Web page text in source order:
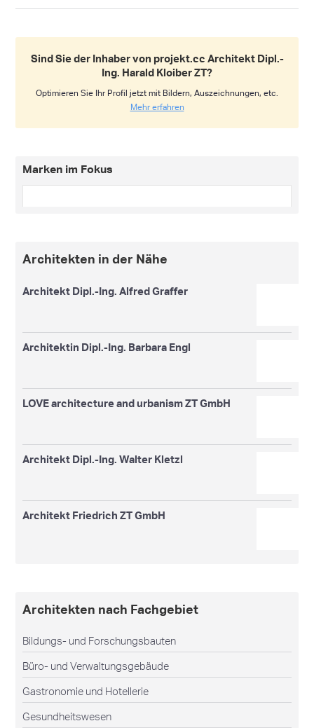
Sind Sie der Inhaber von projekt.cc Architekt Dipl.-
Ing. Harald Kloiber ZT?
Optimieren Sie Ihr Profil jetzt mit Bildern, Auszeichnungen, etc.
Mehr erfahren
Marken im Fokus
Architekten in der Nähe
Architekt Dipl.-Ing. Alfred Graffer
Architektin Dipl.-Ing. Barbara Engl
LOVE architecture and urbanism ZT GmbH
Architekt Dipl.-Ing. Walter Kletzl
Architekt Friedrich ZT GmbH
Architekten nach Fachgebiet
Bildungs- und Forschungsbauten
Büro- und Verwaltungsgebäude
Gastronomie und Hotellerie
Gesundheitswesen